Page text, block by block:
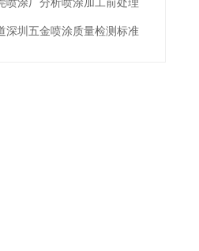
？
喷涂厂分析喷涂加工前处理
有哪些？
深圳五金喷涂质量检测标准